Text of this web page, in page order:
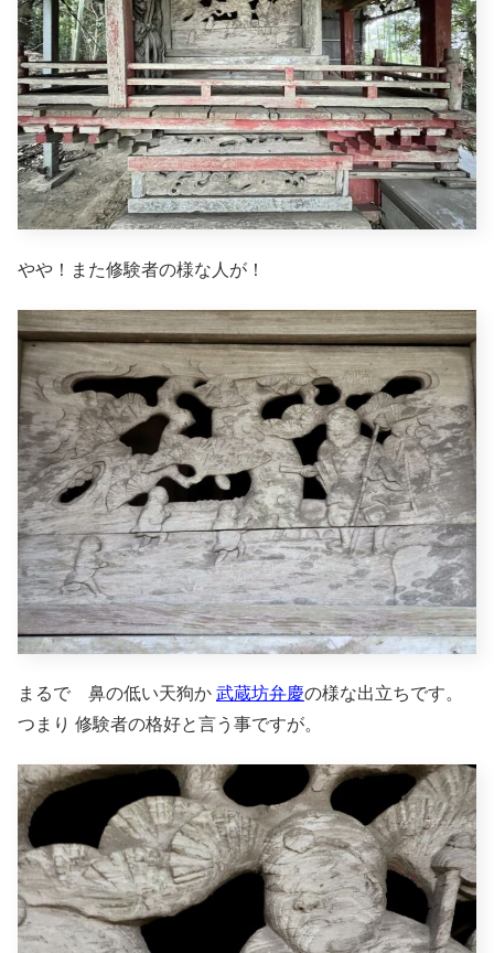
やや！また修験者の様な人が！
まるで 鼻の低い天狗か 武蔵坊弁慶の様な出立ちです。
つまり 修験者の格好と言う事ですが。